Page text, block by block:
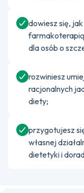
dowiesz się,
dla osób o
rozwiniesz
racjonalnych
diety;
przygotujesz
własnej
dietetyki i